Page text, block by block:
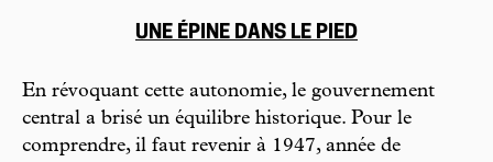
UNE ÉPINE DANS LE PIED
En révoquant cette autonomie, le gouvernement
central a brisé un équilibre historique. Pour le
comprendre, il faut revenir à 1947, année de